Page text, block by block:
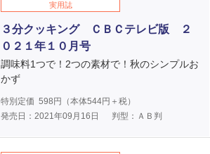
実用誌
３分クッキング ＣＢＣテレビ版 ２
０２１年１０月号
調味料1つで！2つの素材で！秋のシンプルお
かず
特別定価 598 円（本体544円＋税）
発売日：2021年09月16日
判型：ＡＢ判